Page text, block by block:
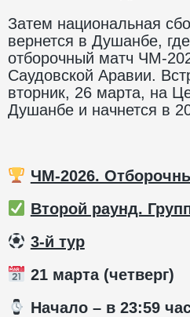
Затем национальная
вернется в Душанбе,
отборочный матч ЧМ-
Саудовской Аравии.
вторник, 26 марта, на
Душанбе и начнется в
ЧМ-2026.
Второй раунд.
3-й тур
21 марта (четверг)
Начало – в 23:59